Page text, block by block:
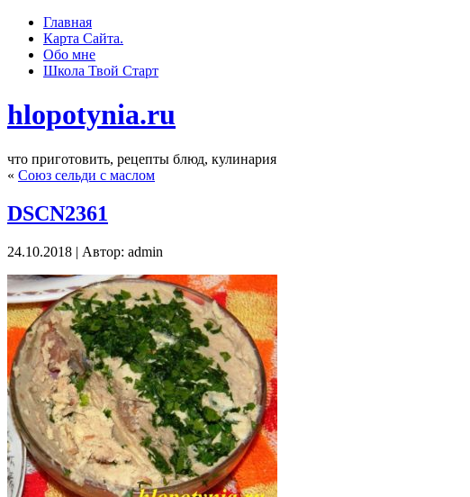
Главная
Карта Сайта.
Обо мне
Школа Твoй Старт
hlopotynia.ru
что приготовить, рецепты блюд, кулинария
« Союз сельди с маслом
DSCN2361
24.10.2018 | Автор: admin